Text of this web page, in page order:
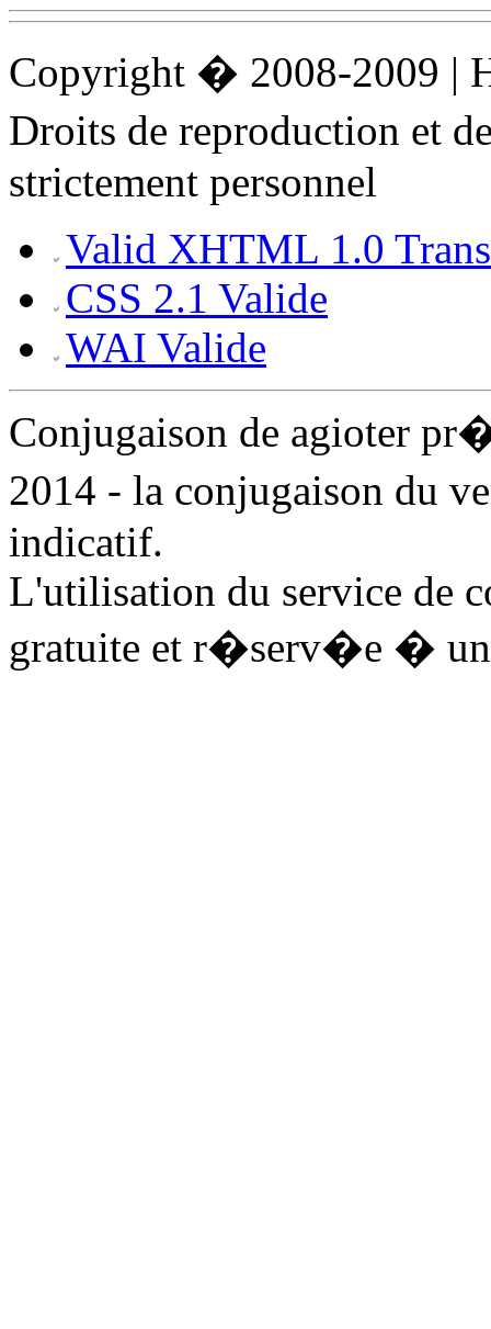
Copyright � 2008-2009 |
Droits de reproduction et
strictement personnel
Valid XHTML 1.0
CSS 2.1 Valide
WAI Valide
Conjugaison de agioter
2014 - la conjugaison du
indicatif.
L'utilisation du service de
gratuite et r�serv�e � un